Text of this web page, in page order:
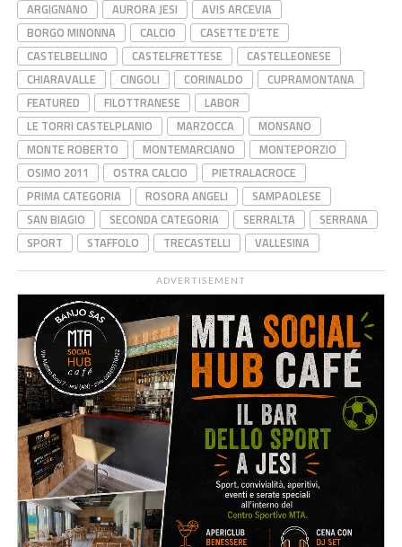
ARGIGNANO
AURORA JESI
AVIS ARCEVIA
BORGO MINONNA
CALCIO
CASETTE D'ETE
CASTELBELLINO
CASTELFRETTESE
CASTELLEONESE
CHIARAVALLE
CINGOLI CORINALDO
CUPRAMONTANA
FEATURED
FILOTTRANESE
LABOR
LE TORRI CASTELPLANIO
MARZOCCA
MONSANO
MONTE ROBERTO
MONTEMARCIANO
MONTEPORZIO
OSIMO 2011
OSTRA CALCIO
PIETRALACROCE
PRIMA CATEGORIA
ROSORA ANGELI
SAMPAOLESE
SAN BIAGIO
SECONDA CATEGORIA SERRALTA
SERRANA
SPORT
STAFFOLO TRECASTELLI VALLESINA
ADVERTISEMENT